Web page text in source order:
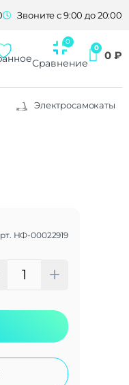
Звоните с 9:00 до 20:00
Сравнение
0 ₽
Электросамокаты
НФ-00022919